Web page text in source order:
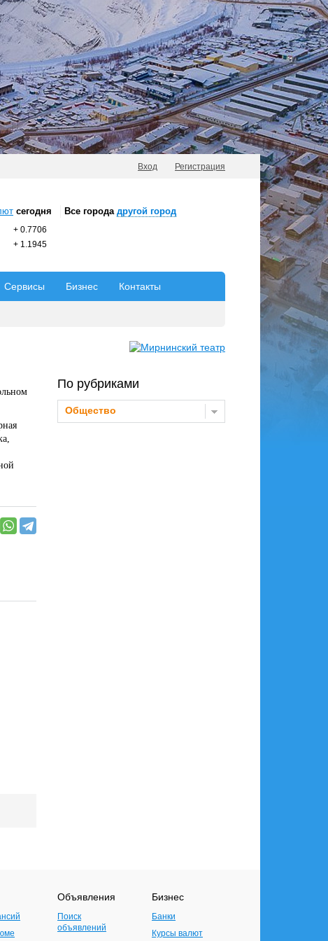
Вход Регистрация
Все города другой город
сегодня
+ 0.7706
+ 1.1945
Сервисы Бизнес Контакты
По рубриками
Общество
Объявления
Поиск
объявлений
Бизнес
Банки
Курсы валют